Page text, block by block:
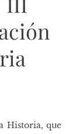
Historia, que